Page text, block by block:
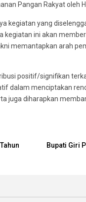
Pangan Rakyat oleh
kegiatan yang
kegiatan ini akan
memantapkan arah
positif/signifikan
dalam menciptakan
juga diharapkan
Bupati Giri